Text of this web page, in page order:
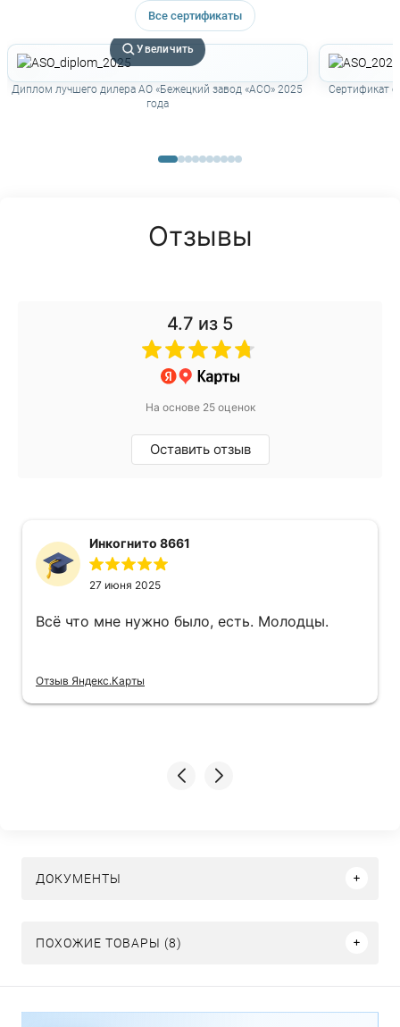
Все сертификаты
Увеличить
Диплом лучшего дилера АО «Бежецкий завод «АСО» 2025
года
Сертификат
Отзывы
4.7 из 5
На основе 25 оценок
Оставить отзыв
Инкогнито 8661
27 июня 2025
Всё что мне нужно было, есть. Молодцы.
Отзыв Яндекс.Карты
ДОКУМЕНТЫ
ПОХОЖИЕ ТОВАРЫ (8)